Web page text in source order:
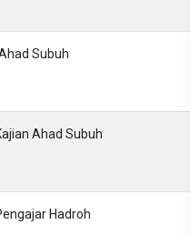
Subuh
Ahad Subuh
Hadroh